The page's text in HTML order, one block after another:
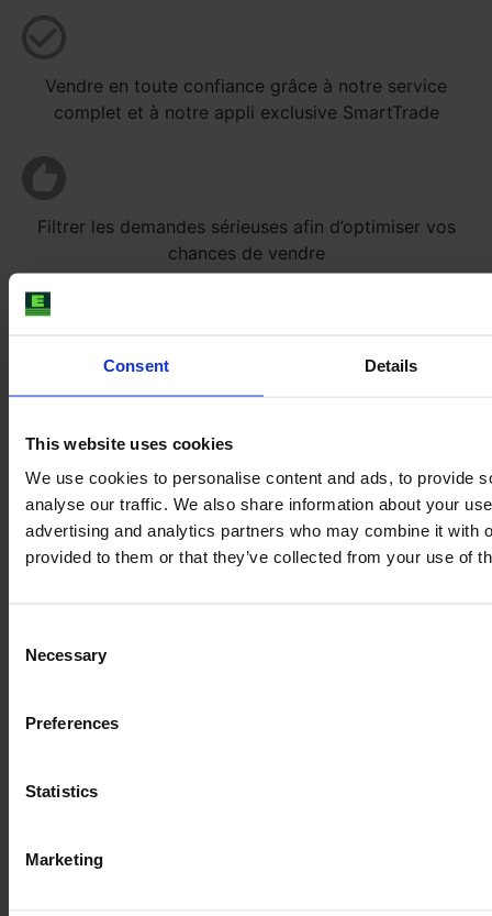
Consent Details
This website uses cookies
We use cookies to personalise content and ads, to provide
analyse our traffic. We also share information about your
advertising and analytics partners who may combine it with
provided to them or that they’ve collected from your use of
Selection
Necessary
Preferences
Statistics
Marketing
Vendre en toute confiance grâce à notre service
complet et à notre appli exclusive SmartTrade
Filtrer les demandes sérieuses afin d’optimiser vos
chances de vendre
Bénéficier d’un service client, de prestations de
traduction et de marketing sans frais additionnels
Les services commerciaux de E-FARM sont déjà
Allemagne et ailleurs.